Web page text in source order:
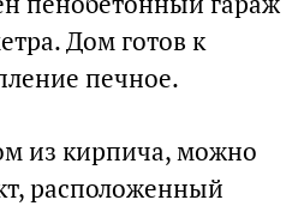
Дом готов к
печное.
из кирпича, можно
расположенный